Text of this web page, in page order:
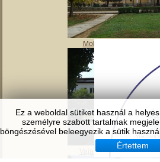
Ez a weboldal sütiket használ a
személyre szabott tartalmak
böngészésével beleegyezik a sütik
Értettem
Tavirózsa Óvoda